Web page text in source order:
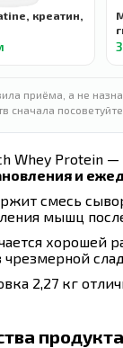
креатин,
приёма, а не
сначала
Whey Protein
и
смесь
мышц
хорошей
чрезмерной
2,27 кг
продукта